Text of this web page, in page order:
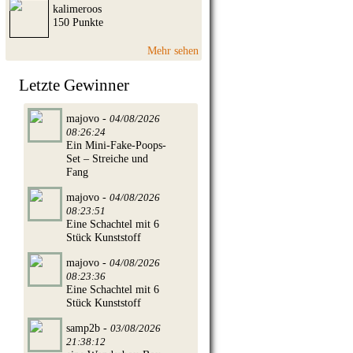
kalimeroos
150 Punkte
Mehr sehen
Letzte Gewinner
majovo - 04/08/2026
08:26:24
Ein Mini-Fake-Poops-
Set – Streiche und
Fang
majovo - 04/08/2026
08:23:51
Eine Schachtel mit 6
Stück Kunststoff
majovo - 04/08/2026
08:23:36
Eine Schachtel mit 6
Stück Kunststoff
samp2b - 03/08/2026
21:38:12